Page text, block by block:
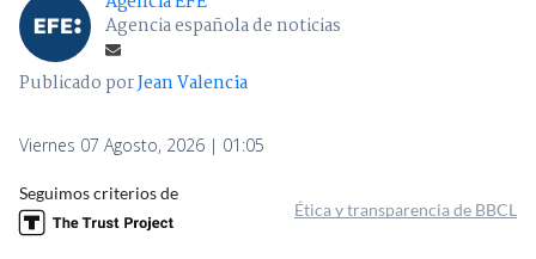
Agencia española de noticias
Publicado porJean Valencia
Viernes 07 Agosto, 2026 | 01:05
Seguimos criterios de
Ética y transparencia de BBCL